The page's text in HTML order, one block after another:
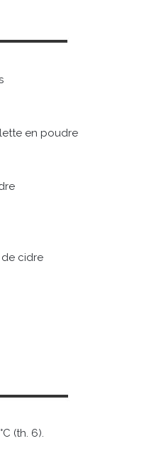
en poudre
cidre
(th. 6).